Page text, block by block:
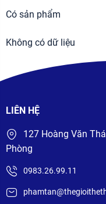
Có sản phẩm
Không có dữ liệu
LIÊN HỆ
127 Hoàng Văn
Phòng
0983.26.99.11